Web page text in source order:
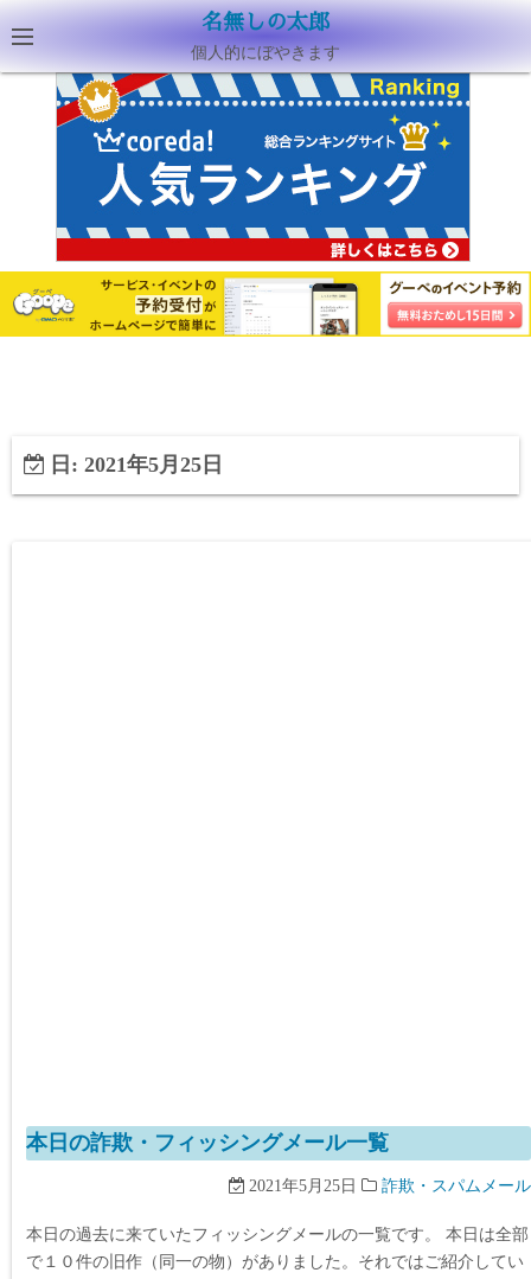
名無しの太郎
個人的にぼやきます
日: 2021年5月25日
本日の詐欺・フィッシングメール一覧
2021年5月25日 詐欺・スパムメール
本日の過去に来ていたフィッシングメールの一覧です。 本日は全部
で１０件の旧作（同一の物）がありました。それではご紹介してい